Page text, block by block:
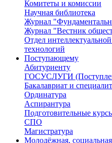
Комитеты и комиссии
Научная библиотека
Журнал
Журнал "Вестник
Отдел
технологий
Поступающему
Абитуриенту
ГОСУСЛУГИ
Бакалавриат и
Ординатура
Аспирантура
Подготовительные
СПО
Магистратура
Молодёжная,